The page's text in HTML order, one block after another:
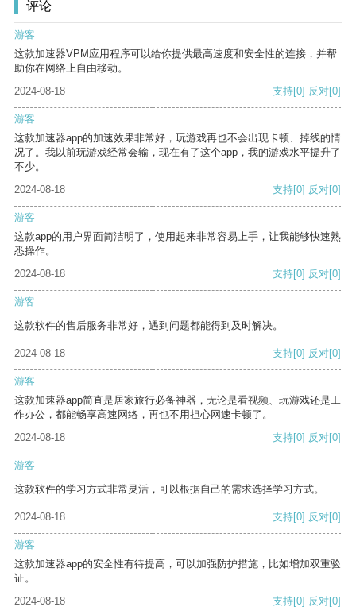
评论
游客
这款加速器VPM应用程序可以给你提供最高速度和安全性的连接，并帮
助你在网络上自由移动。
2024-08-18
支持[0] 反对[0]
游客
这款加速器app的加速效果非常好，玩游戏再也不会出现卡顿、掉线的情
况了。我以前玩游戏经常会输，现在有了这个app，我的游戏水平提升了
不少。
2024-08-18
支持[0] 反对[0]
游客
这款app的用户界面简洁明了，使用起来非常容易上手，让我能够快速熟
悉操作。
2024-08-18
支持[0] 反对[0]
游客
这款软件的售后服务非常好，遇到问题都能得到及时解决。
2024-08-18 支持[0] 反对[0]
游客
这款加速器app简直是居家旅行必备神器，无论是看视频、玩游戏还是工
作办公，都能畅享高速网络，再也不用担心网速卡顿了。
2024-08-18
支持[0] 反对[0]
游客
这款软件的学习方式非常灵活，可以根据自己的需求选择学习方式。
2024-08-18 支持[0] 反对[0]
游客
这款加速器app的安全性有待提高，可以加强防护措施，比如增加双重验
证。
2024-08-18
支持[0] 反对[0]